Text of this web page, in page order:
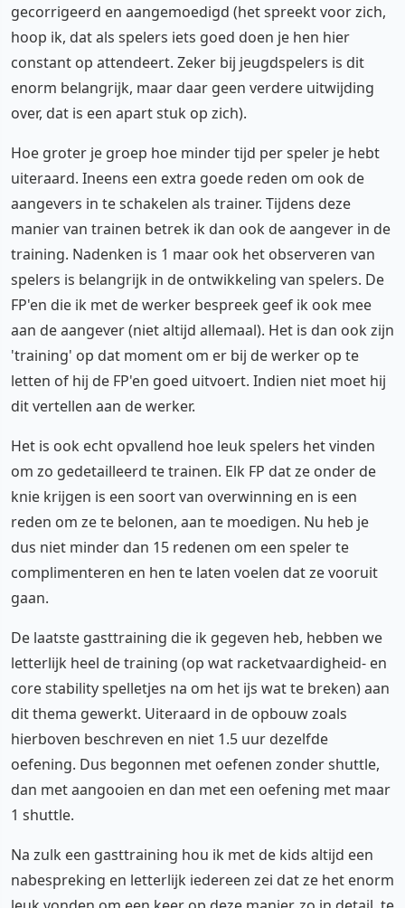
gecorrigeerd en aangemoedigd (het spreekt voor zich,
hoop ik, dat als spelers iets goed doen je hen hier
constant op attendeert. Zeker bij jeugdspelers is dit
enorm belangrijk, maar daar geen verdere uitwijding
over, dat is een apart stuk op zich).
Hoe groter je groep hoe minder tijd per speler je hebt
uiteraard. Ineens een extra goede reden om ook de
aangevers in te schakelen als trainer. Tijdens deze
manier van trainen betrek ik dan ook de aangever in de
training. Nadenken is 1 maar ook het observeren van
spelers is belangrijk in de ontwikkeling van spelers. De
FP'en die ik met de werker bespreek geef ik ook mee
aan de aangever (niet altijd allemaal). Het is dan ook zijn
'training' op dat moment om er bij de werker op te
letten of hij de FP'en goed uitvoert. Indien niet moet hij
dit vertellen aan de werker.
Het is ook echt opvallend hoe leuk spelers het vinden
om zo gedetailleerd te trainen. Elk FP dat ze onder de
knie krijgen is een soort van overwinning en is een
reden om ze te belonen, aan te moedigen. Nu heb je
dus niet minder dan 15 redenen om een speler te
complimenteren en hen te laten voelen dat ze vooruit
gaan.
De laatste gasttraining die ik gegeven heb, hebben we
letterlijk heel de training (op wat racketvaardigheid- en
core stability spelletjes na om het ijs wat te breken) aan
dit thema gewerkt. Uiteraard in de opbouw zoals
hierboven beschreven en niet 1.5 uur dezelfde
oefening. Dus begonnen met oefenen zonder shuttle,
dan met aangooien en dan met een oefening met maar
1 shuttle.
Na zulk een gasttraining hou ik met de kids altijd een
nabespreking en letterlijk iedereen zei dat ze het enorm